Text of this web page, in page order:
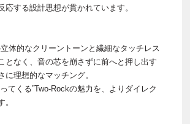
応する設計思想が貫かれています。
体的なクリーントーンと繊細なタッチレス
となく、音の芯を崩さずに前へと押し出す
に理想的なマッチング。
てくる”Two-Rockの魅力を、よりダイレク
。